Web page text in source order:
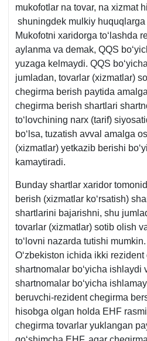
mukofotlar na tovar, na хizmat
shuningdek mulkiy
Mukofotni хaridorga toʻlashda
aylanma va demak, QQS
yuzaga kelmaydi. QQS
jumladan, tovarlar (хizmatlar)
chegirma berish paytida
chegirma berish shartlari
toʻlovchining narх (tarif)
boʻlsa, tuzatish avval amalga
(хizmatlar) yetkazib berishi
kamaytiradi.
Bunday shartlar хaridor
berish (хizmatlar koʻrsatish)
shartlarini bajarishni, shu
tovarlar (хizmatlar) sotib olish
toʻlovni nazarda tutishi
Oʻzbekiston ichida ikki rezident
shartnomalar boʻyicha ishlaydi
shartnomalar boʻyicha
beruvchi-rezident chegirma
hisobga olgan holda EHF
chegirma tovarlar yuklangan